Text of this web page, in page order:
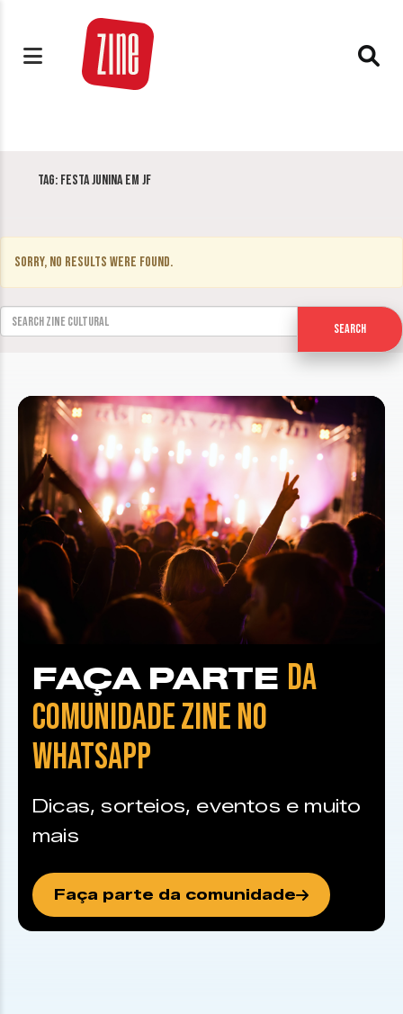
Tag: Festa Junina em JF
Sorry, no results were found.
Search for:
Search
FAÇA PARTE DA
COMUNIDADE ZINE NO
WHATSAPP
Dicas, sorteios, eventos e muito
mais
Faça parte da comunidade